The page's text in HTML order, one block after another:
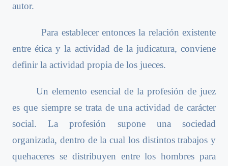
autor.
Para establecer entonces la relación existente
entre ética y la actividad de la judicatura, conviene
definir la actividad propia de los jueces.
Un elemento esencial de la profesión de juez
es que siempre se trata de una actividad de carácter
social. La profesión supone una sociedad
organizada, dentro de la cual los distintos trabajos y
quehaceres se distribuyen entre los hombres para